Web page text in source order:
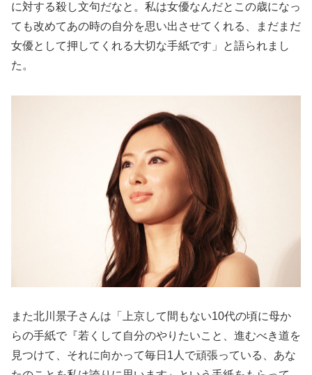
に対する殺し文句だなと。私は女優なんだとこの歳になっ
ても改めてあの時の自分を思い出させてくれる、まだまだ
女優として押してくれる大切な手紙です」と語られまし
た。
また北川景子さんは「上京して間もない10代の頃に母か
らの手紙で『若くして自分のやりたいこと、進むべき道を
見つけて、それに向かって毎日1人で頑張っている、あな